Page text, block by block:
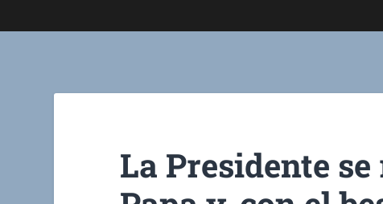
La Presidente